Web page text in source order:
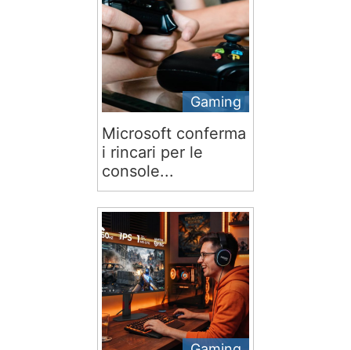
Gaming
Microsoft conferma
i rincari per le
console...